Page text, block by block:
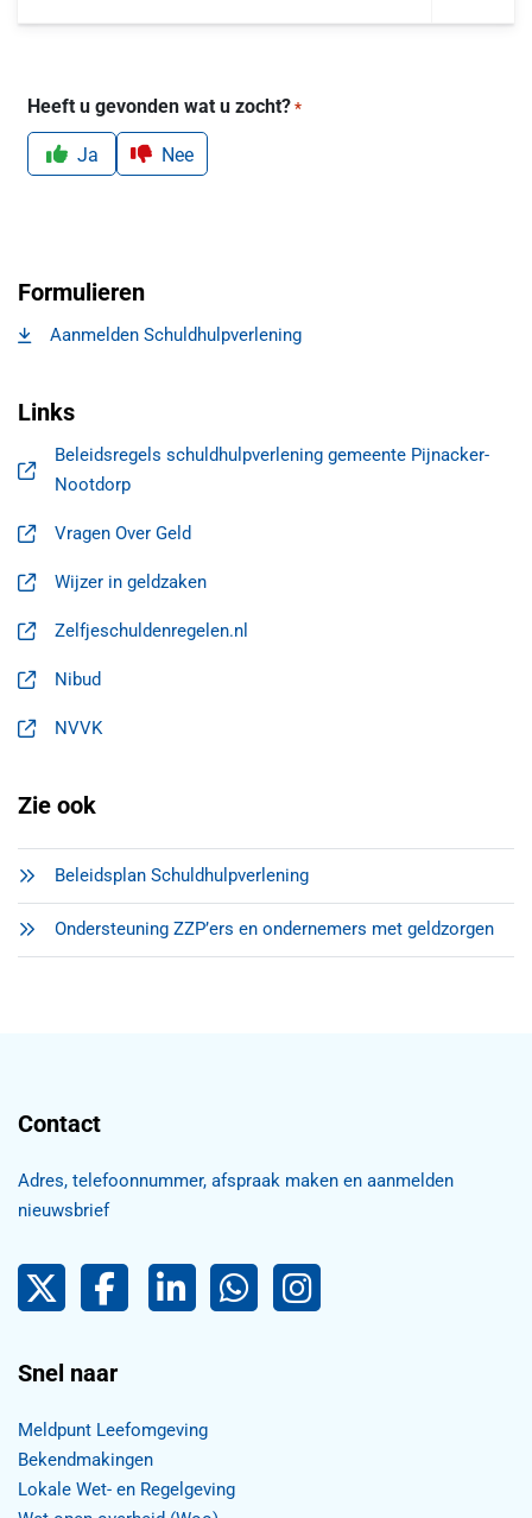
Heeft u gevonden wat u zocht? *
Ja Nee
Formulieren
Aanmelden Schuldhulpverlening
, opent in een nieuw tabblad
Links
Beleidsregels schuldhulpverlening gemeente Pijnacker-
Nootdorp
, opent in een nieuw tabblad
Vragen Over Geld
, opent in een nieuw tabblad
Wijzer in geldzaken
, opent in een nieuw tabblad
Zelfjeschuldenregelen.nl
, opent in een nieuw tabblad
Nibud
, opent in een nieuw tabblad
NVVK
, opent in een nieuw tabblad
Zie ook
Beleidsplan Schuldhulpverlening
Ondersteuning ZZP’ers en ondernemers met geldzorgen
Contact
Adres, telefoonnummer, afspraak maken en aanmelden
nieuwsbrief
Pijnacker-Nootdorp op Twitter
FacebookLinkedIn Pijnacker-Nootdorp,
Pijnacker-Nootdorp WhatsApp
Snel naar
Meldpunt Leefomgeving
Bekendmakingen
Lokale Wet- en Regelgeving